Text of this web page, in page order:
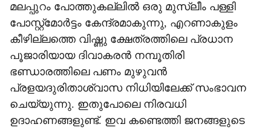
മലപ്പുറം പോത്തുകല്ലില്‍ ഒരു മുസ്ലീം പള്ളി
പോസ്റ്റ്‌മോര്‍ട്ടം കേന്ദ്രമാകുന്നു, എറണാകുളം
കീഴില്ലത്തെ വിഷ്ണു ക്ഷേത്രത്തിലെ പ്രധാന
പൂജാരിയായ ദിവാകരന്‍ നമ്പൂതിരി
ഭണ്ഡാരത്തിലെ പണം മുഴുവന്‍
പ്രളയദുരിതാശ്വാസ നിധിയിലേക്ക് സംഭാവന
ചെയ്യുന്നു. ഇതുപോലെ നിരവധി
ഉദാഹണങ്ങളുണ്ട്. ഇവ കണ്ടെത്തി ജനങ്ങളുടെ